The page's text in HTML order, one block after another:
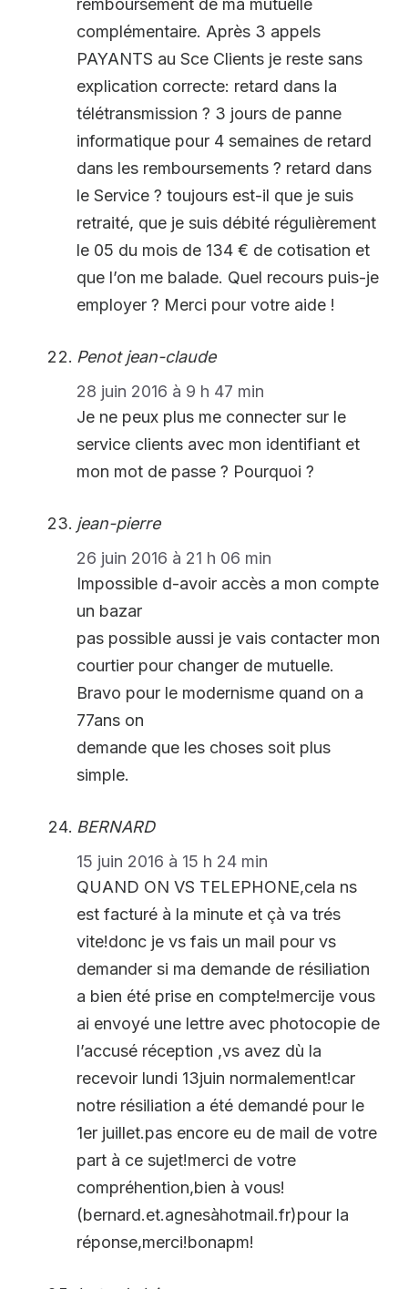
remboursement de ma mutuelle
complémentaire. Après 3 appels
PAYANTS au Sce Clients je reste sans
explication correcte: retard dans la
télétransmission ? 3 jours de panne
informatique pour 4 semaines de retard
dans les remboursements ? retard dans
le Service ? toujours est-il que je suis
retraité, que je suis débité régulièrement
le 05 du mois de 134 € de cotisation et
que l’on me balade. Quel recours puis-je
employer ? Merci pour votre aide !
Penot jean-claude
28 juin 2016 à 9 h 47 min
Je ne peux plus me connecter sur le
service clients avec mon identifiant et
mon mot de passe ? Pourquoi ?
jean-pierre
26 juin 2016 à 21 h 06 min
Impossible d-avoir accès a mon compte
un bazar
pas possible aussi je vais contacter mon
courtier pour changer de mutuelle.
Bravo pour le modernisme quand on a
77ans on
demande que les choses soit plus
simple.
BERNARD
15 juin 2016 à 15 h 24 min
QUAND ON VS TELEPHONE,cela ns
est facturé à la minute et çà va trés
vite!donc je vs fais un mail pour vs
demander si ma demande de résiliation
a bien été prise en compte!mercije vous
ai envoyé une lettre avec photocopie de
l’accusé réception ,vs avez dù la
recevoir lundi 13juin normalement!car
notre résiliation a été demandé pour le
1er juillet.pas encore eu de mail de votre
part à ce sujet!merci de votre
compréhention,bien à vous!
(bernard.et.agnesàhotmail.fr)pour la
réponse,merci!bonapm!